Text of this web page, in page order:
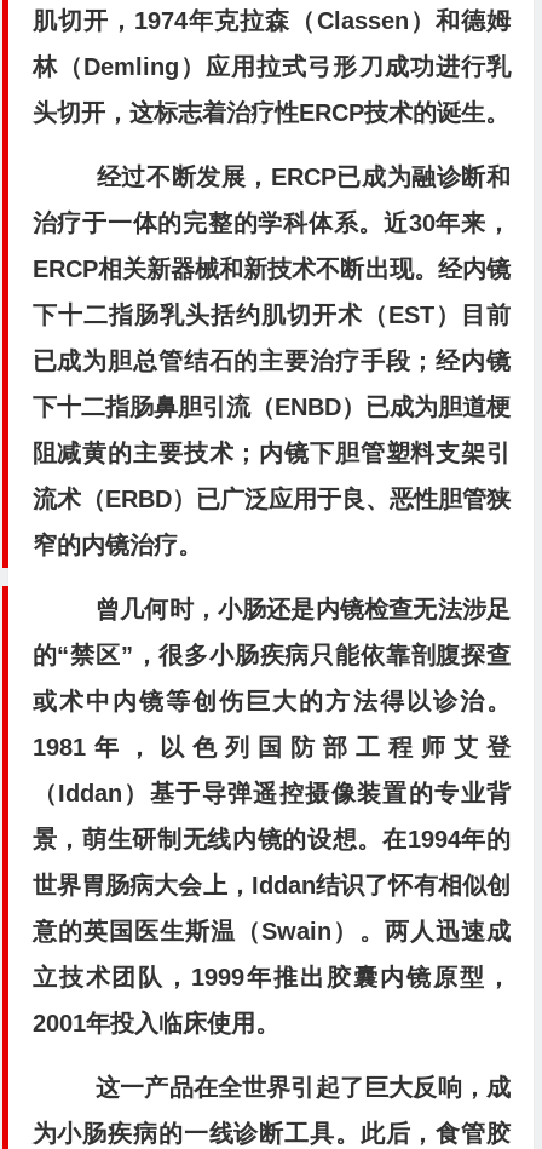
肌切开，1974年克拉森（Classen）和德姆
林（Demling）应用拉式弓形刀成功进行乳
头切开，这标志着治疗性ERCP技术的诞生。
经过不断发展，ERCP已成为融诊断和
治疗于一体的完整的学科体系。近30年来，
ERCP相关新器械和新技术不断出现。经内镜
下十二指肠乳头括约肌切开术（EST）目前
已成为胆总管结石的主要治疗手段；经内镜
下十二指肠鼻胆引流（ENBD）已成为胆道梗
阻减黄的主要技术；内镜下胆管塑料支架引
流术（ERBD）已广泛应用于良、恶性胆管狭
窄的内镜治疗。
曾几何时，小肠还是内镜检查无法涉足
的“禁区”，很多小肠疾病只能依靠剖腹探查
或术中内镜等创伤巨大的方法得以诊治。
1981年，以色列国防部工程师艾登
（Iddan）基于导弹遥控摄像装置的专业背
景，萌生研制无线内镜的设想。在1994年的
世界胃肠病大会上，Iddan结识了怀有相似创
意的英国医生斯温（Swain）。两人迅速成
立技术团队，1999年推出胶囊内镜原型，
2001年投入临床使用。
这一产品在全世界引起了巨大反响，成
为小肠疾病的一线诊断工具。此后，食管胶